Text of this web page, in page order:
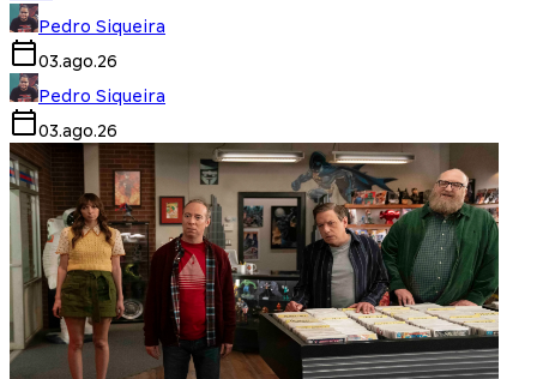
Pedro Siqueira
03.ago.26
Pedro Siqueira
03.ago.26